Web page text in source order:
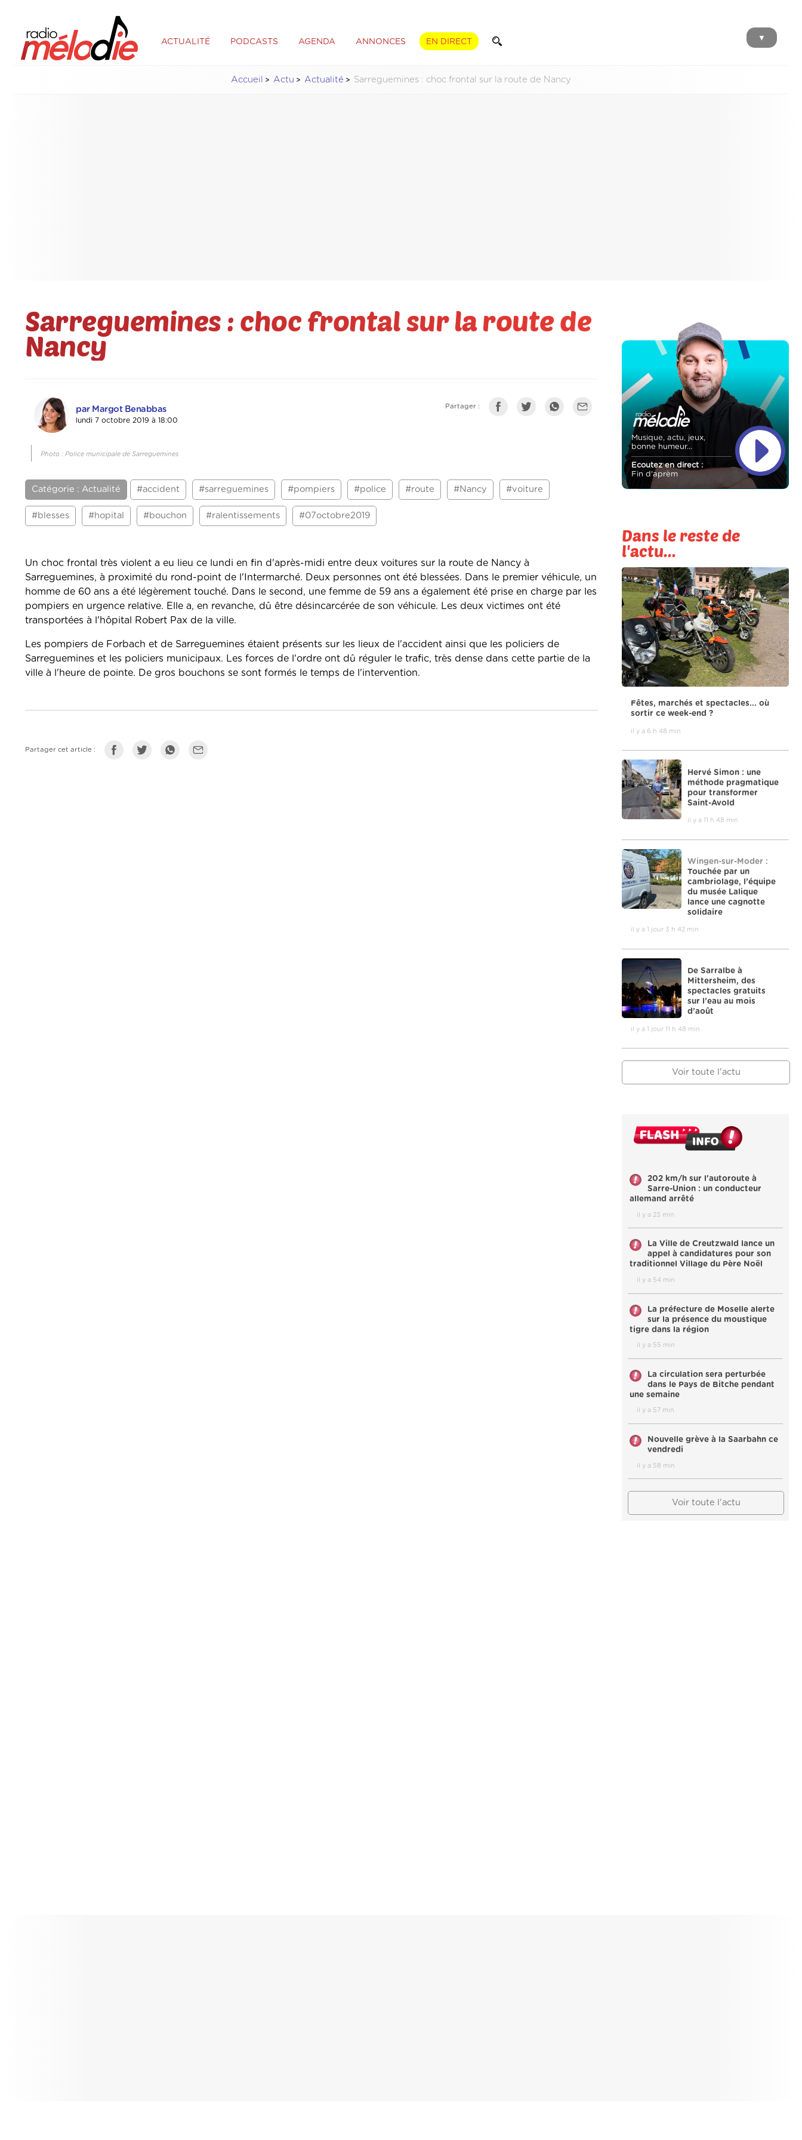
ACTUALITÉ PODCASTS AGENDA ANNONCES EN DIRECT ▼
Accueil Actu Actualité Sarreguemines : choc frontal sur la route de Nancy
Sarreguemines : choc frontal sur la route de
Nancy
par Margot Benabbas
lundi 7 octobre 2019 à 18:00
Partager :
Photo : Police municipale de Sarreguemines
Catégorie : Actualité #accident #sarreguemines #pompiers #police #route #Nancy #voiture
#blesses #hopital #bouchon #ralentissements #07octobre2019
Un choc frontal très violent a eu lieu ce lundi en fin d'après-midi entre deux voitures sur la route de Nancy à
Sarreguemines, à proximité du rond-point de l'Intermarché. Deux personnes ont été blessées. Dans le premier véhicule, un
homme de 60 ans a été légèrement touché. Dans le second, une femme de 59 ans a également été prise en charge par les
pompiers en urgence relative. Elle a, en revanche, dû être désincarcérée de son véhicule. Les deux victimes ont été
transportées à l'hôpital Robert Pax de la ville.
Les pompiers de Forbach et de Sarreguemines étaient présents sur les lieux de l'accident ainsi que les policiers de
Sarreguemines et les policiers municipaux. Les forces de l'ordre ont dû réguler le trafic, très dense dans cette partie de la
ville à l'heure de pointe. De gros bouchons se sont formés le temps de l'intervention.
Partager cet article :
Musique, actu, jeux,
bonne humeur...
Ecoutez en direct :
Fin d'aprèm
Dans le reste de
l'actu...
Fêtes, marchés et spectacles... où
sortir ce week-end ?
il y a 6 h 48 min
Hervé Simon : une
méthode pragmatique
pour transformer
Saint-Avold
il y a 11 h 48 min
Wingen-sur-Moder :
Touchée par un
cambriolage, l’équipe
du musée Lalique
lance une cagnotte
solidaire
il y a 1 jour 3 h 42 min
De Sarralbe à
Mittersheim, des
spectacles gratuits
sur l’eau au mois
d’août
il y a 1 jour 11 h 48 min
Voir toute l'actu
202 km/h sur l'autoroute à
Sarre-Union : un conducteur
allemand arrêté
il y a 23 min
La Ville de Creutzwald lance un
appel à candidatures pour son
traditionnel Village du Père Noël
il y a 54 min
La préfecture de Moselle alerte
sur la présence du moustique
tigre dans la région
il y a 55 min
La circulation sera perturbée
dans le Pays de Bitche pendant
une semaine
il y a 57 min
Nouvelle grève à la Saarbahn ce
vendredi
il y a 58 min
Voir toute l'actu